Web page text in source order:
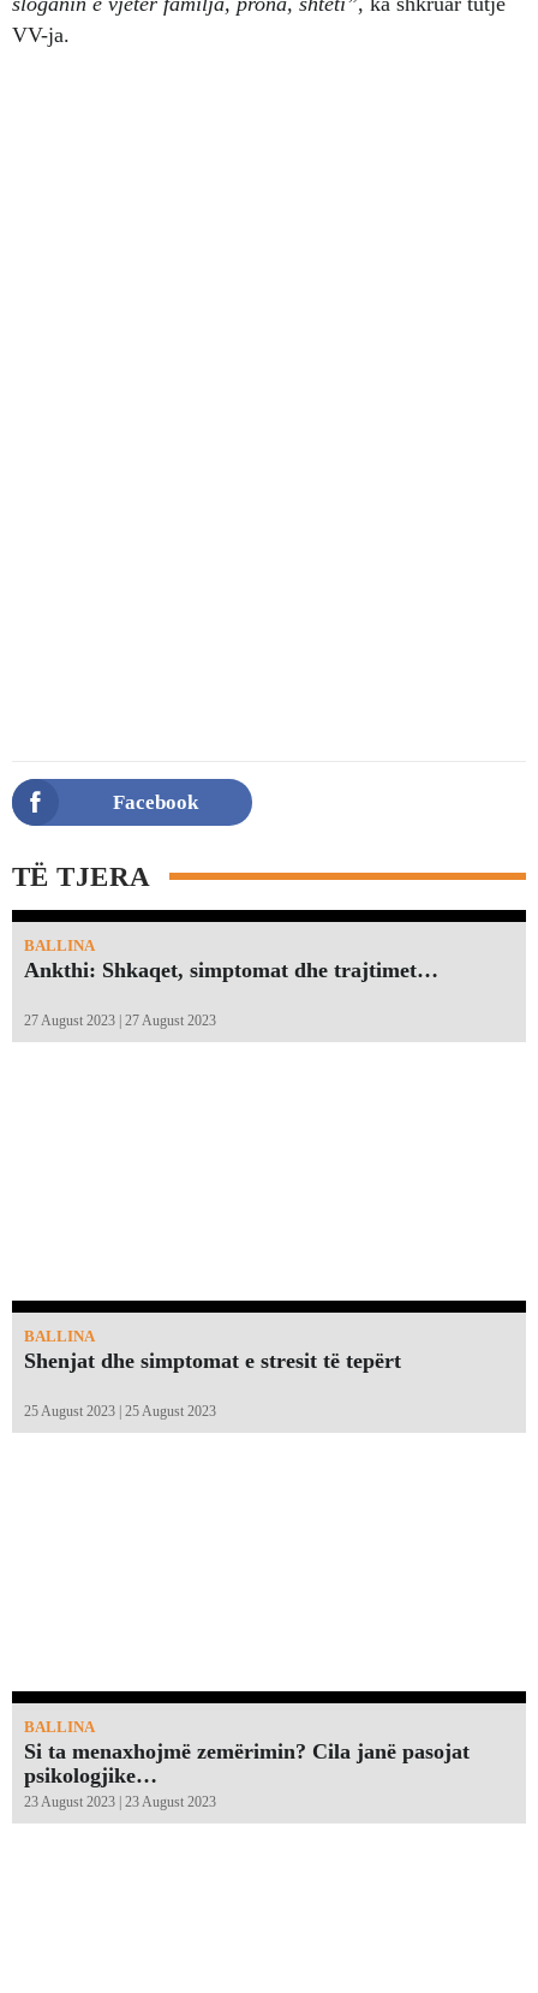
VV-ja.
Facebook
TË TJERA
BALLINA
Ankthi: Shkaqet, simptomat dhe trajtimet…
27 August 2023 | 27 August 2023
BALLINA
Shenjat dhe simptomat e stresit të tepërt
25 August 2023 | 25 August 2023
BALLINA
Si ta menaxhojmë zemërimin? Cila janë pasojat
psikologjike…
23 August 2023 | 23 August 2023